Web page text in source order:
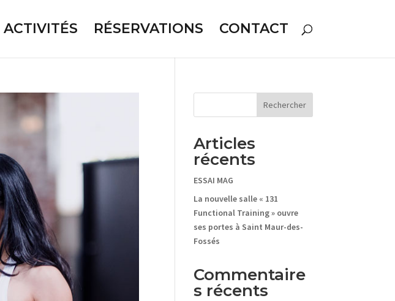
ACTIVITÉS RÉSERVATIONS CONTACT
Rechercher
Articles
récents
ESSAI MAG
La nouvelle salle « 131
Functional Training » ouvre
ses portes à Saint Maur-des-
Fossés
Commentaire
s récents